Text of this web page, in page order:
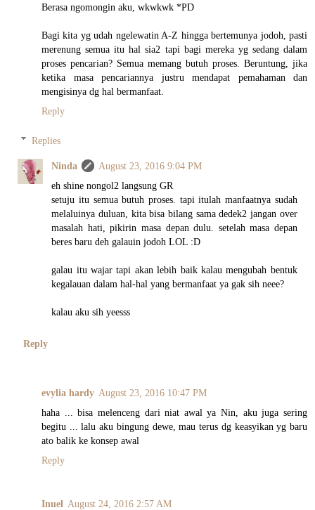
Berasa ngomongin aku, wkwkwk *PD
Bagi kita yg udah ngelewatin A-Z hingga bertemunya jodoh, pasti
merenung semua itu hal sia2 tapi bagi mereka yg sedang dalam
proses pencarian? Semua memang butuh proses. Beruntung, jika
ketika masa pencariannya justru mendapat pemahaman dan
mengisinya dg hal bermanfaat.
Reply
Replies
Ninda
August 23, 2016 9:04 PM
eh shine nongol2 langsung GR
setuju itu semua butuh proses. tapi itulah manfaatnya sudah
melaluinya duluan, kita bisa bilang sama dedek2 jangan over
masalah hati, pikirin masa depan dulu. setelah masa depan
beres baru deh galauin jodoh LOL :D
galau itu wajar tapi akan lebih baik kalau mengubah bentuk
kegalauan dalam hal-hal yang bermanfaat ya gak sih neee?
kalau aku sih yeesss
Reply
evylia hardy August 23, 2016 10:47 PM
haha ... bisa melenceng dari niat awal ya Nin, aku juga sering
begitu ... lalu aku bingung dewe, mau terus dg keasyikan yg baru
ato balik ke konsep awal
Reply
Inuel August 24, 2016 2:57 AM